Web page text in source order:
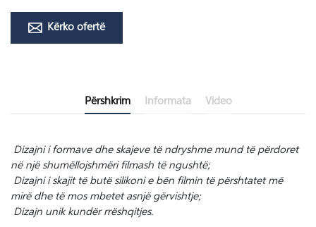
Kërko ofertë
Përshkrim Informata Video
Dizajni i formave dhe skajeve të ndryshme mund të përdoret
në një shumëllojshmëri filmash të ngushtë;
Dizajni i skajit të butë silikoni e bën filmin të përshtatet më
mirë dhe të mos mbetet asnjë gërvishtje;
Dizajn unik kundër rrëshqitjes.